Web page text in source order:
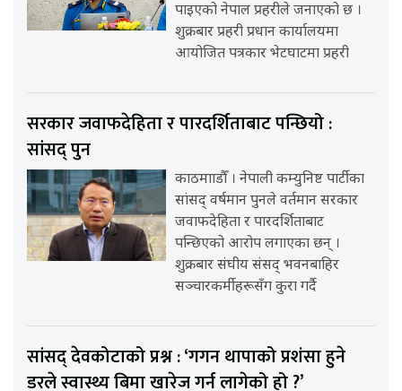
पाइएको नेपाल प्रहरीले जनाएको छ ।
शुक्रबार प्रहरी प्रधान कार्यालयमा
आयोजित पत्रकार भेटघाटमा प्रहरी
सरकार जवाफदेहिता र पारदर्शिताबाट पन्छियो :
सांसद् पुन
काठमााडौँ । नेपाली कम्युनिष्ट पार्टीका
सांसद् वर्षमान पुनले वर्तमान सरकार
जवाफदेहिता र पारदर्शिताबाट
पन्छिएको आरोप लगाएका छन् ।
शुक्रबार संघीय संसद् भवनबाहिर
सञ्चारकर्मीहरूसँग कुरा गर्दै
सांसद् देवकोटाको प्रश्न : ‘गगन थापाको प्रशंसा हुने
डरले स्वास्थ्य बिमा खारेज गर्न लागेको हो ?’